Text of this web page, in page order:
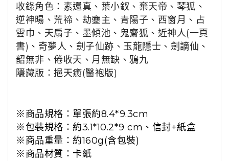
收錄角色：素還真、 葉小釵、棄天帝 、 琴狐 、
逆神暘 、 荒禘 、 劫鏖主 、 青陽子 、 西窗月 、 占
雲巾 、 天扇子 、 墨傾池 、 鬼齋狐 、近神人(一頁
書) 、 奇夢人 、 劍子仙跡 、 玉龍隱士 、 劍謫仙 、
韶無非 、 倦收天 、 月無缺 、 鴉九
隱藏版：挹天癒(醫袍版)
※商品規格：單張約8.4*9.3cm
※包裝規格：約3.1*10.2*9 cm、 信封+紙盒
※商品重量：約160g(含包裝)
※商品材質：卡紙